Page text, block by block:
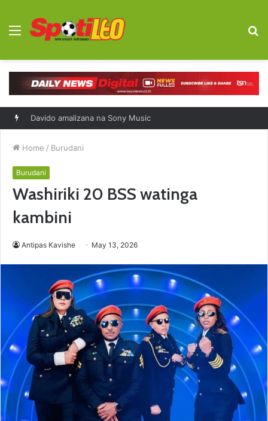
Menu
Davido amalizana na Sony Music
Home / Burudani
Burudani
Washiriki 20 BSS watinga
kambini
Antipas Kavishe May 13, 2026